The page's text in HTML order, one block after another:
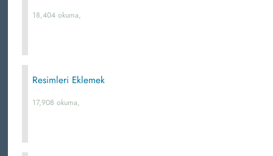
18,404 okuma,
Resimleri Eklemek
17,908 okuma,